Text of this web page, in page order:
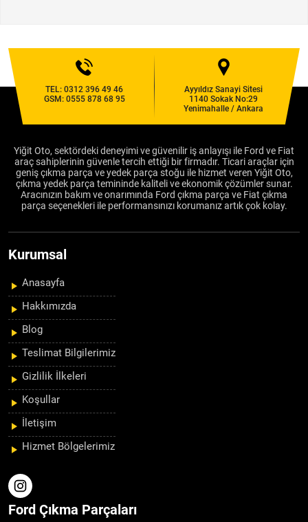
TEL:0312 396 49 46
GSM: 0555 878 68 95
Ayyıldız Sanayi Sitesi
1140 Sokak No:29
Yenimahalle / Ankara
Yiğit Oto, sektördeki deneyimi ve güvenilir iş anlayışı ile Ford ve Fiat
araç sahiplerinin güvenle tercih ettiği bir firmadır. Ticari araçlar için
geniş çıkma parça ve yedek parça stoğu ile hizmet veren Yiğit Oto,
çıkma yedek parça temininde kaliteli ve ekonomik çözümler sunar.
Aracınızın bakım ve onarımında Ford çıkma parça ve Fiat çıkma
parça seçenekleri ile performansınızı korumanız artık çok kolay.
Kurumsal
Anasayfa
Hakkımızda
Blog
Teslimat Bilgilerimiz
Gizlilik İlkeleri
Koşullar
İletişim
Hizmet Bölgelerimiz
Ford Çıkma Parçaları